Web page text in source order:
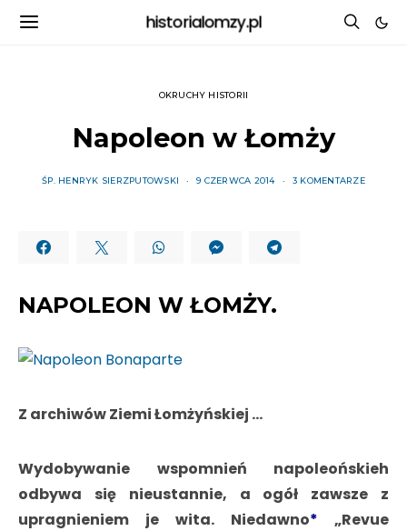
historialomzy.pl
OKRUCHY HISTORII
Napoleon w Łomży
ŚP. HENRYK SIERZPUTOWSKI 9 CZERWCA 2014 3 KOMENTARZE
NAPOLEON W ŁOMŻY.
Z archiwów Ziemi Łomżyńskiej …
Wydobywanie wspomnień napoleońskieh
odbywa się nieustannie, a ogół zawsze z
upragnieniem je wita. Niedawno* „Revue